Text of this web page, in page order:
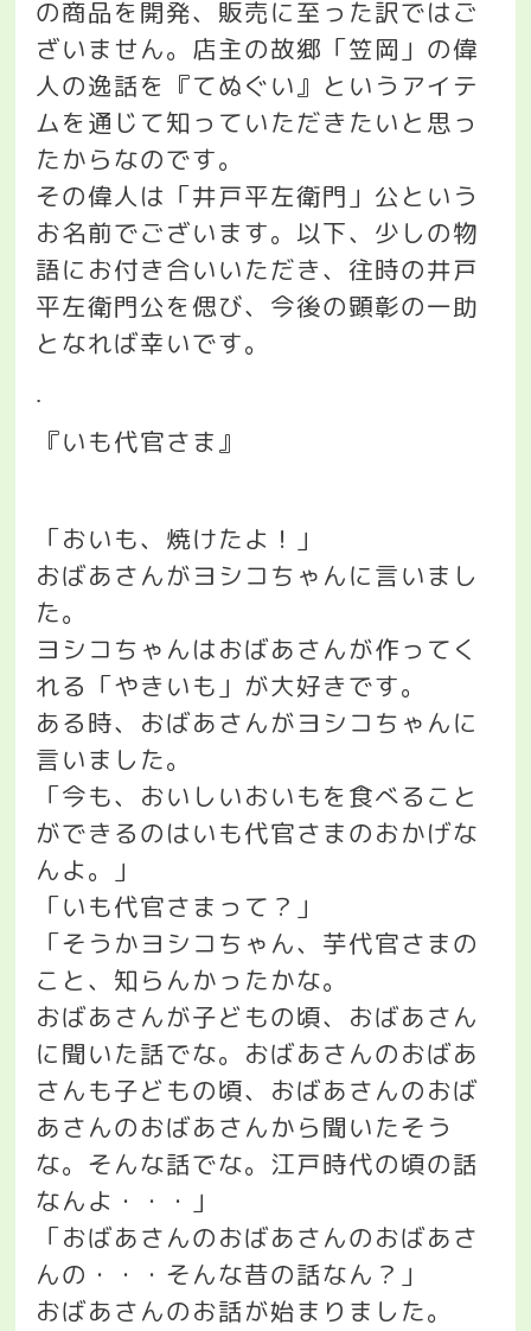
の商品を開発、販売に至った訳ではご
ざいません。店主の故郷「笠岡」の偉
人の逸話を『てぬぐい』というアイテ
ムを通じて知っていただきたいと思っ
たからなのです。
その偉人は「井戸平左衛門」公という
お名前でございます。以下、少しの物
語にお付き合いいただき、往時の井戸
平左衛門公を偲び、今後の顕彰の一助
となれば幸いです。
.
『いも代官さま』
「おいも、焼けたよ！」
おばあさんがヨシコちゃんに言いまし
た。
ヨシコちゃんはおばあさんが作ってく
れる「やきいも」が大好きです。
ある時、おばあさんがヨシコちゃんに
言いました。
「今も、おいしいおいもを食べること
ができるのはいも代官さまのおかげな
んよ。」
「いも代官さまって？」
「そうかヨシコちゃん、芋代官さまの
こと、知らんかったかな。
おばあさんが子どもの頃、おばあさん
に聞いた話でな。おばあさんのおばあ
さんも子どもの頃、おばあさんのおば
あさんのおばあさんから聞いたそう
な。そんな話でな。江戸時代の頃の話
なんよ・・・」
「おばあさんのおばあさんのおばあさ
んの・・・そんな昔の話なん？」
おばあさんのお話が始まりました。